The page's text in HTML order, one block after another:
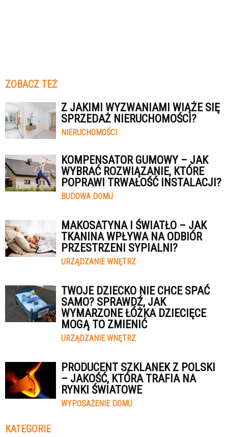
ZOBACZ TEŻ
Z JAKIMI WYZWANIAMI WIĄŻE SIĘ
SPRZEDAŻ NIERUCHOMOŚCI?
NIERUCHOMOŚCI
KOMPENSATOR GUMOWY – JAK
WYBRAĆ ROZWIĄZANIE, KTÓRE
POPRAWI TRWAŁOŚĆ INSTALACJI?
BUDOWA DOMU
MAKOSATYNA I ŚWIATŁO – JAK
TKANINA WPŁYWA NA ODBIÓR
PRZESTRZENI SYPIALNI?
URZĄDZANIE WNĘTRZ
TWOJE DZIECKO NIE CHCE SPAĆ
SAMO? SPRAWDŹ, JAK
WYMARZONE ŁÓŻKA DZIECIĘCE
MOGĄ TO ZMIENIĆ
URZĄDZANIE WNĘTRZ
PRODUCENT SZKLANEK Z POLSKI
– JAKOŚĆ, KTÓRA TRAFIA NA
RYNKI ŚWIATOWE
WYPOSAŻENIE DOMU
KATEGORIE